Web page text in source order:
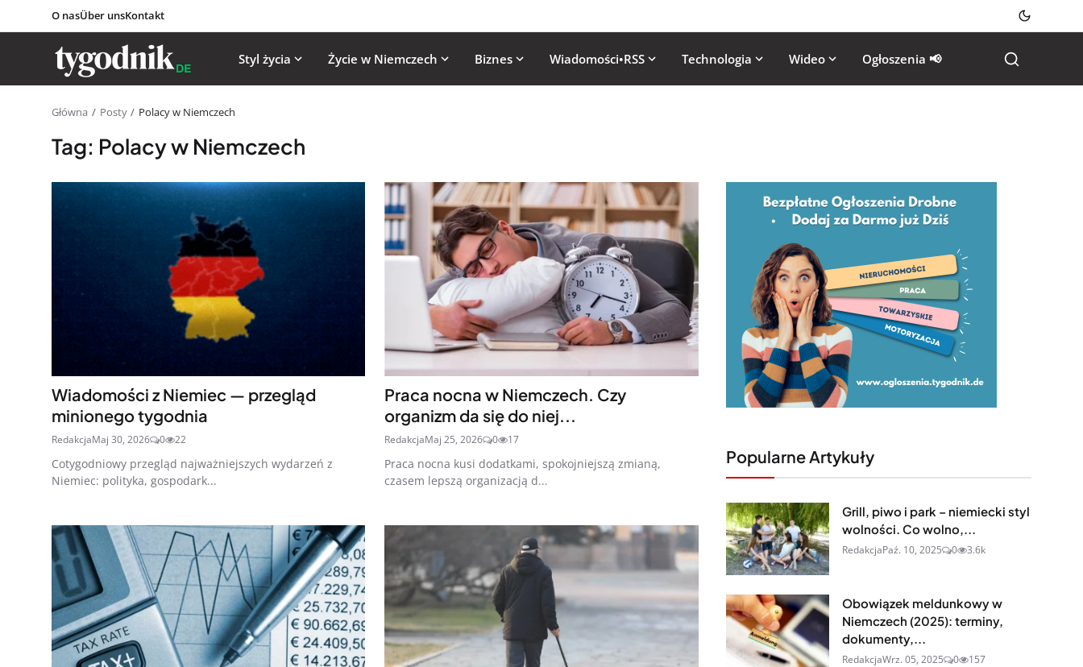
O nasÜber unsKontakt
Styl życia Życie w Niemczech Biznes Wiadomości•RSS Technologia Wideo Ogłoszenia 📢
Główna Posty Polacy w Niemczech
Tag: Polacy w Niemczech
Wiadomości z Niemiec — przegląd
minionego tygodnia
RedakcjaMaj 30, 2026 0 22
Cotygodniowy przegląd najważniejszych wydarzeń z
Niemiec: polityka, gospodark...
Praca nocna w Niemczech. Czy
organizm da się do niej...
RedakcjaMaj 25, 2026 0 17
Praca nocna kusi dodatkami, spokojniejszą zmianą,
czasem lepszą organizacją d...
Popularne Artykuły
Grill, piwo i park – niemiecki styl
wolności. Co wolno,...
RedakcjaPaź. 10, 2025 0 3.6k
Obowiązek meldunkowy w
Niemczech (2025): terminy,
dokumenty,...
RedakcjaWrz. 05, 2025 0 157